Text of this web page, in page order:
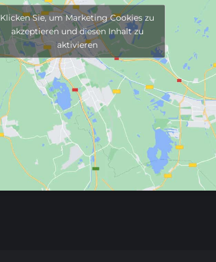
Klicken Sie, um Marketing Cookies zu
akzeptieren und diesen Inhalt zu
aktivieren